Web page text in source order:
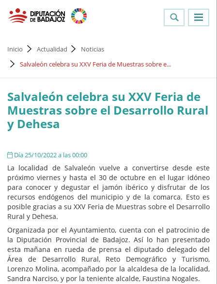
Inicio Actualidad
Noticias
Salvaleón celebra su XXV Feria de Muestras sobre e...
Salvaleón celebra su XXV Feria de
Muestras sobre el Desarrollo Rural
y Dehesa
Día 25/10/2022 a las 00:00
La localidad de Salvaleón vuelve a convertirse desde este
próximo viernes y hasta el 30 de octubre en el lugar idóneo
para conocer y degustar el jamón ibérico y disfrutar de los
recursos endógenos del municipio y de la comarca. Esto es
posible gracias a su XXV Feria de Muestras sobre el Desarrollo
Rural y Dehesa.
Organizada por el Ayuntamiento, cuenta con el patrocinio de
la Diputación Provincial de Badajoz. Así lo han presentado
esta mañana en rueda de prensa el diputado delegado del
Área de Desarrollo Rural, Reto Demográfico y Turismo,
Lorenzo Molina, acompañado por la alcaldesa de la localidad,
Sandra Narciso, y por la teniente alcalde, Faustina Nogales.